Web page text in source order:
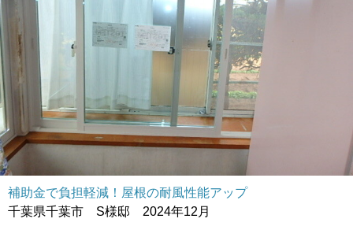
補助金で負担軽減！屋根の耐風性能アップ
千葉県千葉市 S様邸 2024年12月